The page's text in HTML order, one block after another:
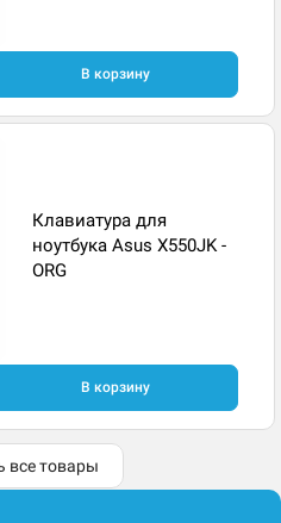
В корзину
Клавиатура для
ноутбука Asus X550JK -
ORG
В корзину
все товары